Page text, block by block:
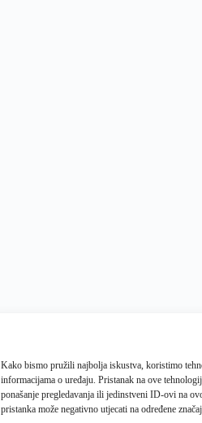
Kako bismo pružili najbolja iskustva, koristimo
informacijama o uređaju. Pristanak na ove
ponašanje pregledavanja ili jedinstveni ID-ovi na
pristanka može negativno utjecati na određene